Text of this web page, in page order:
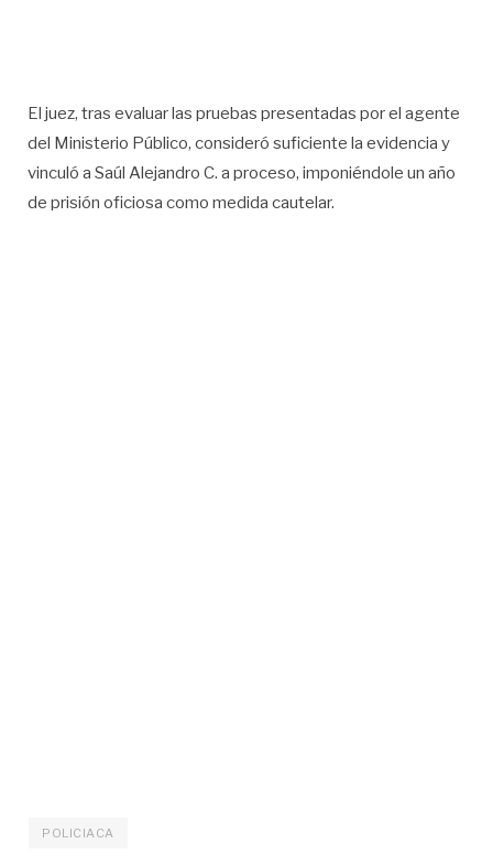
El juez, tras evaluar las pruebas presentadas por el agente
del Ministerio Público, consideró suficiente la evidencia y
vinculó a Saúl Alejandro C. a proceso, imponiéndole un año
de prisión oficiosa como medida cautelar.
POLICIACA